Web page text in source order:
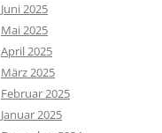
Juni 2025
Mai 2025
April 2025
März 2025
Februar 2025
Januar 2025